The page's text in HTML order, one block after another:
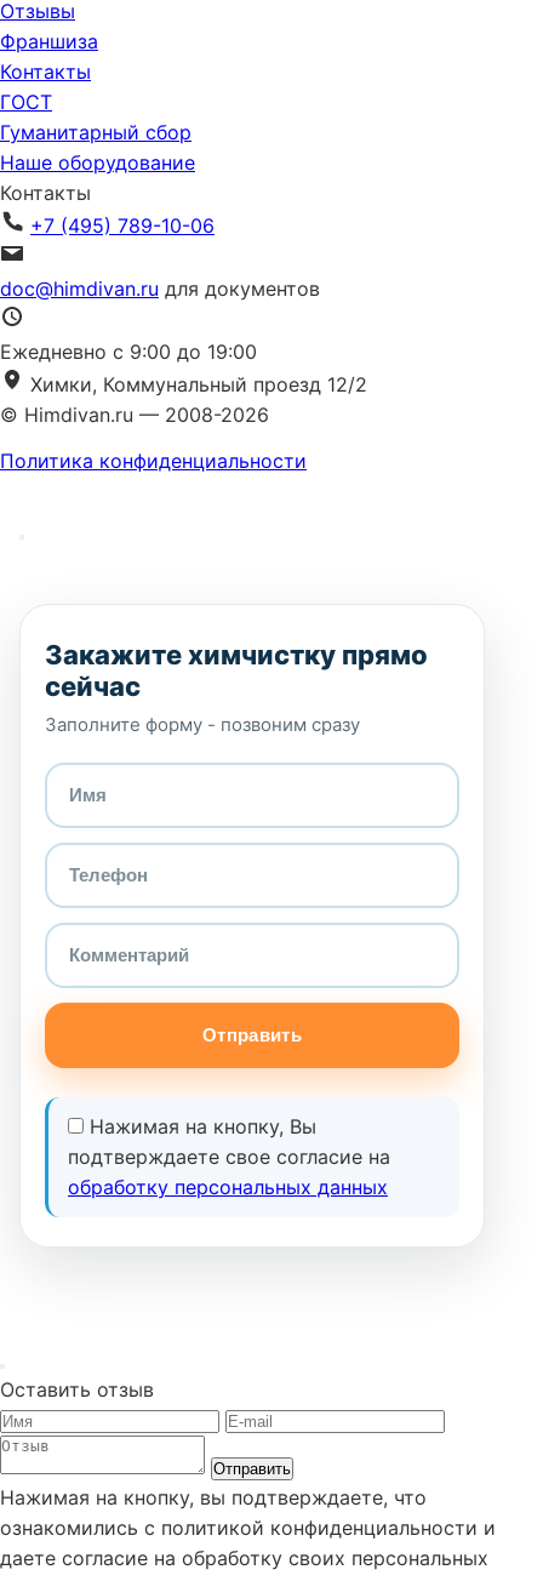
Отзывы
Франшиза
Контакты
ГОСТ
Гуманитарный сбор
Наше оборудование
Контакты
+7 (495) 789-10-06
doc@himdivan.ru для документов
Ежедневно с 9:00 до 19:00
Химки, Коммунальный проезд 12/2
© Himdivan.ru — 2008-2026
Политика конфиденциальности
Закажите химчистку прямо
сейчас
Заполните форму - позвоним сразу
Отправить
Нажимая на кнопку, Вы
подтверждаете свое согласие на
обработку персональных данных
Оставить отзыв
Отправить
Нажимая на кнопку, вы подтверждаете, что
ознакомились с политикой конфиденциальности и
даете согласие на обработку своих персональных